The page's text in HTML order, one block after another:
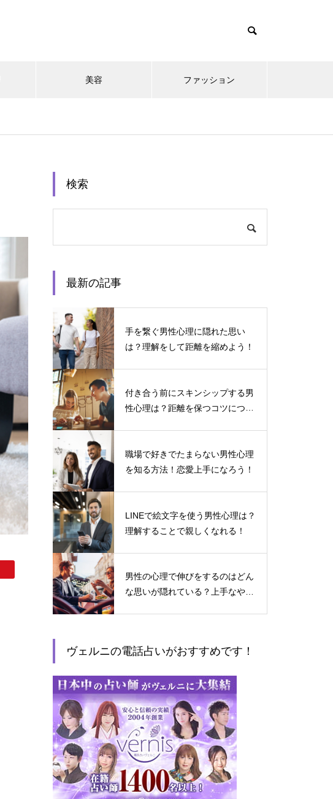
美容 ファッション
検索
最新の記事
手を繋ぐ男性心理に隠れた思い
は？理解をして距離を縮めよう！
付き合う前にスキンシップする男
性心理は？距離を保つコツについ
職場で好きでたまらない男性心理
を知る方法！恋愛上手になろう！
LINEで絵文字を使う男性心理は？
理解することで親しくなれる！
男性の心理で伸びをするのはどん
な思いが隠れている？上手なやり
ヴェルニの電話占いがおすすめです！